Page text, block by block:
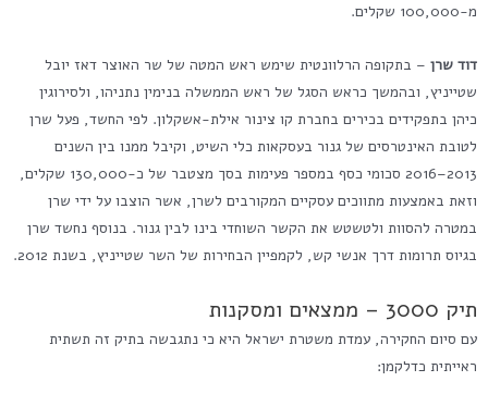
מ-100,000 שקלים.
דוד שרן – בתקופה הרלוונטית שימש ראש המטה של שר האוצר דאז יובל
שטייניץ, ובהמשך כראש הסגל של ראש הממשלה בנימין נתניהו, ולסירוגין
כיהן בתפקידים בכירים בחברת קו צינור אילת-אשקלון. לפי החשד, פעל שרן
לטובת האינטרסים של גנור בעסקאות כלי השיט, וקיבל ממנו בין השנים
2013–2016 סכומי כסף במספר פעימות בסך מצטבר של כ-130,000 שקלים,
וזאת באמצעות מתווכים עסקיים המקורבים לשרן, אשר הוצבו על ידי שרן
במטרה להסוות ולטשטש את הקשר השוחדי בינו לבין גנור. בנוסף נחשד שרן
בגיוס תרומות דרך אנשי קש, לקמפיין הבחירות של השר שטייניץ, בשנת 2012.
תיק 3000 – ממצאים ומסקנות
עם סיום החקירה, עמדת משטרת ישראל היא כי נתגבשה בתיק זה תשתית
ראייתית כדלקמן: